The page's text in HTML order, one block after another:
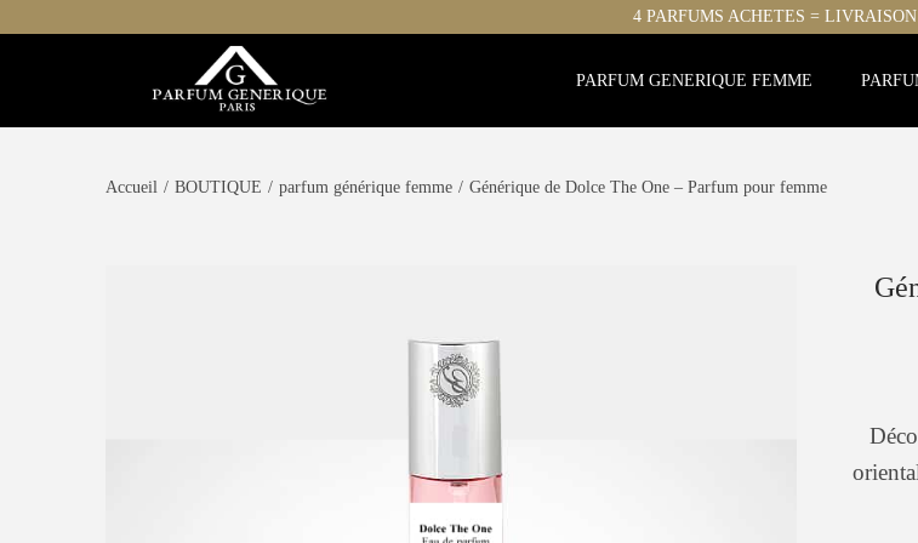
4 PARFUMS ACHETES =
PARFUM GENERIQUE FEMME
Accueil / BOUTIQUE / parfum générique femme / Générique de Dolce The One – Parfum pour femme